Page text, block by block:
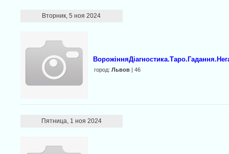
Вторник, 5 ноя 2024
город: Львов | 46
Пятница, 1 ноя 2024